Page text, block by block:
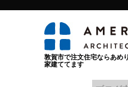
敦賀市で注文住宅ならあめ
家建ててます